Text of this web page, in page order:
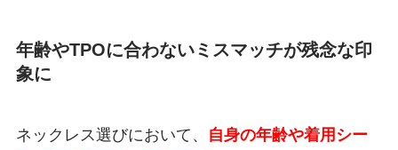
年齢やTPOに合わないミスマッチが残念な印
象に
ネックレス選びにおいて、
自身の年齢や着用シー